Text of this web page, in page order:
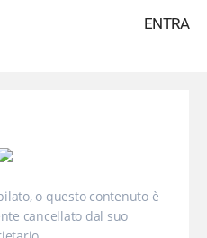
ENTRA
o questo contenuto è
cancellato dal suo